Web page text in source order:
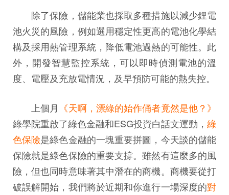
除了保險，儲能業也採取多種措施以減少鋰電
池火災的風險，例如選用穩定性更高的電池化學結
構及採用熱管理系統，降低電池過熱的可能性。此
外，開發智慧監控系統，可以即時偵測電池的溫
度、電壓及充放電情況，及早預防可能的熱失控。
上個月 《天啊，漂綠的始作俑者竟然是他？》
綠學院重啟了綠色金融和ESG投資白話文運動， 綠
色保險是綠色金融的一塊重要拼圖，今天談的儲能
保險就是綠色保險的重要支撐。雖然有這麼多的風
險，但也同時意味著其中潛在的商機。商機要從打
破誤解開始，我們將於近期和你進行一場深度的對